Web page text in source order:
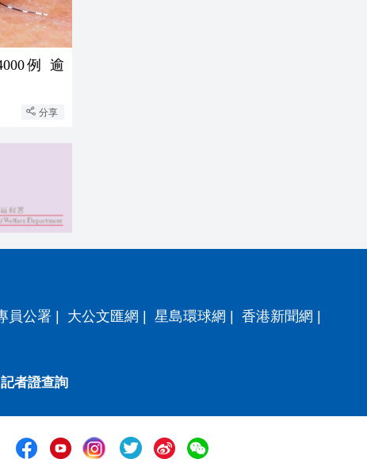
例 逾
分享
員公署 | 大公文匯網 | 星島環球網 | 香港新聞網 |
記者證查詢